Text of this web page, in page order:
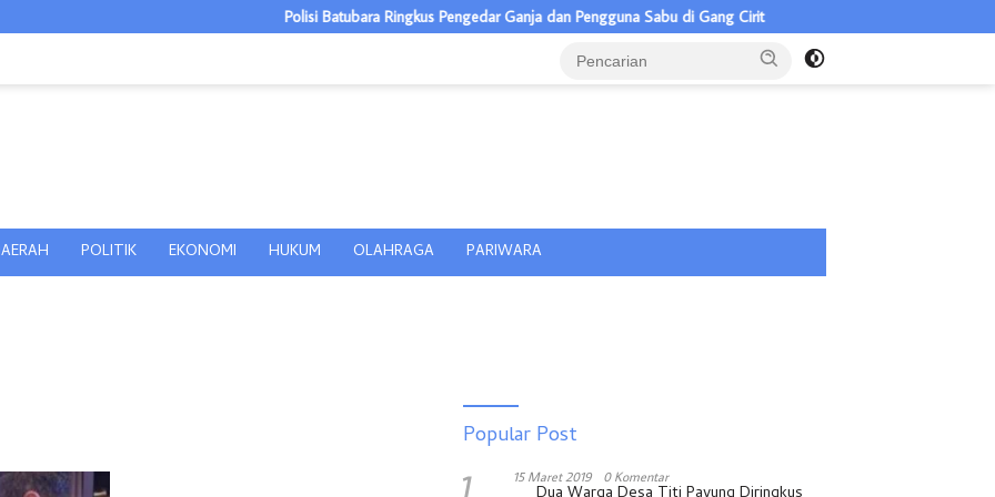
Polisi Batubara Ringkus Pengedar Ganja dan Pengguna Sabu di Gang Cirit
POLITIK EKONOMI HUKUM OLAHRAGA PARIWARA
Popular Post
15 Maret 2019 0 Komentar